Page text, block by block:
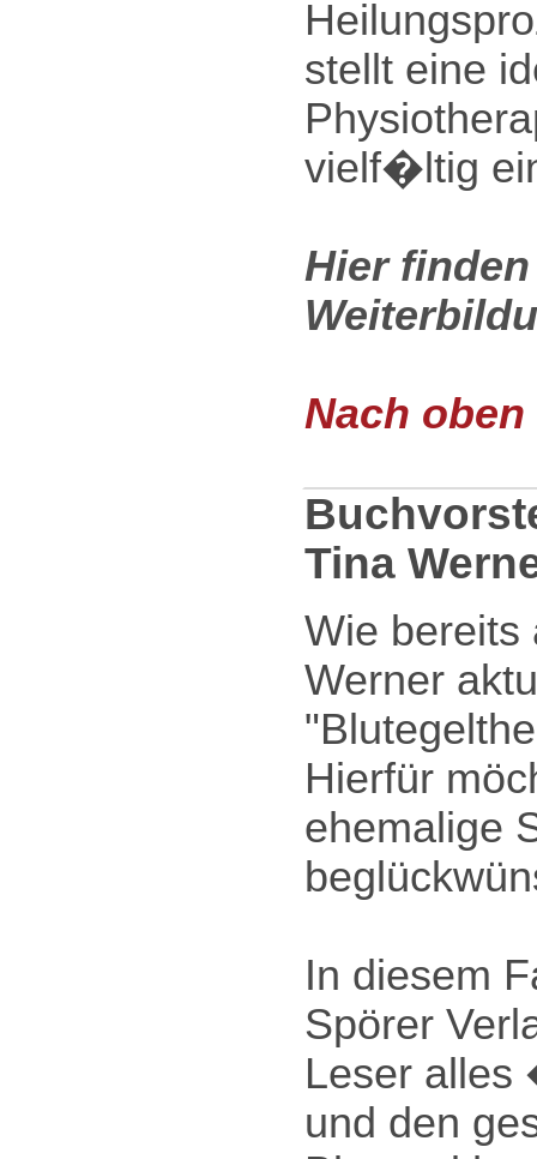
stellt eine
vielf�ltig
Hier
Nach oben
Tina
Wie bereits
Werner
Hierfür
ehemalige
In diesem
Spörer
Leser alles
und den